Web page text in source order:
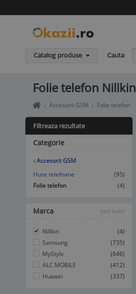
Catalog produse Cauta
Folie telefon Nillkin
Home
-
Cumperi
in
siguranta
de
la
vanzatori
Accesorii GSM Folie telefon
Filtreaza rezultate
Categorie
Accesorii GSM
Huse telefoane
(95)
Folie telefon
(4)
Marca vezi toate
Nillkin
(4)
Samsung
(735)
MyStyle
(646)
ALC MOBILE
(412)
Huawei
(337)